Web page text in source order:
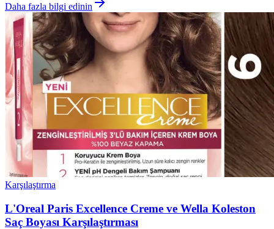
Daha fazla bilgi edinin
Karşılaştırma
L'Oreal Paris Excellence Creme ve Wella Koleston
Saç Boyası Karşılaştırması